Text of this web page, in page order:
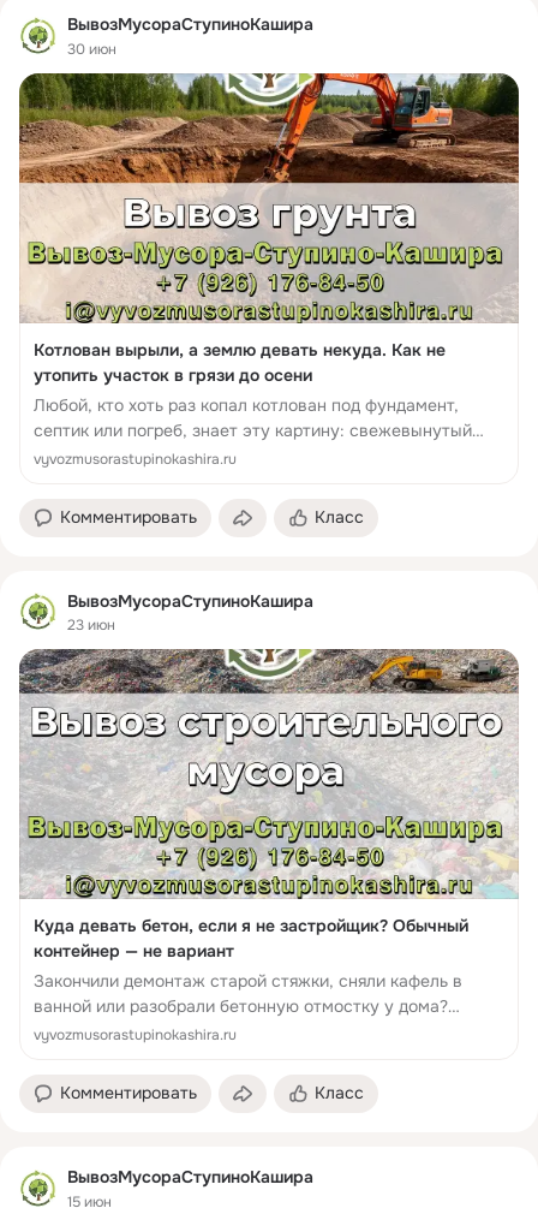
ВывозМусораСтупиноКашира
30 июн
Котлован вырыли, а землю девать некуда. Как не
утопить участок в грязи до осени
Любой, кто хоть раз копал котлован под фундамент,
септик или погреб, знает эту картину: свежевынутый
грунт ровной горой возвышается рядом с ямой. Сначала
vyvozmusorastupinokashira.ru
Комментировать Класс
ВывозМусораСтупиноКашира
23 июн
Куда девать бетон, если я не застройщик? Обычный
контейнер — не вариант
Закончили демонтаж старой стяжки, сняли кафель в
ванной или разобрали бетонную отмостку у дома?
Вместе с чувством выполненного долга появляется
vyvozmusorastupinokashira.ru
Комментировать Класс
ВывозМусораСтупиноКашира
15 июн